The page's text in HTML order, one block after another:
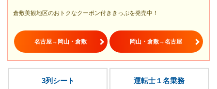
倉敷美観地区のおトクなクーポン付ききっぷを発売中！
名古屋→岡山・倉敷 岡山・倉敷→名古屋
3列シート 運転士１名乗務